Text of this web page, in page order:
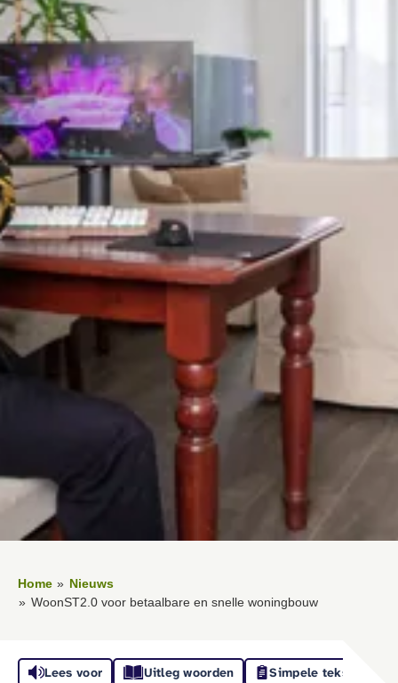
Home
Nieuws
WoonST2.0 voor betaalbare en snelle woningbouw
Lees voor Uitleg woorden
Simpele tekst